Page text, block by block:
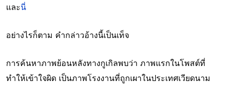
และนี่
อย่างไรก็ตาม คำกล่าวอ้างนี้เป็นเท็จ
การค้นหาภาพย้อนหลังทางกูเกิลพบว่า ภาพแรกในโพสต์ที่
ทำให้เข้าใจผิด เป็นภาพโรงงานที่ถูกเผาในประเทศเวียดนาม